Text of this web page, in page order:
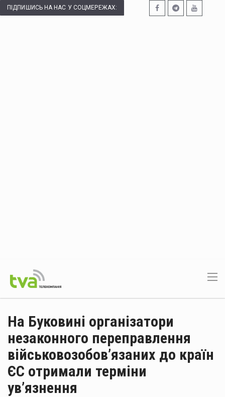
ПІДПИШИСЬ НА НАС У СОЦМЕРЕЖАХ:
На Буковині організатори
незаконного переправлення
військовозобов’язаних до країн
ЄС отримали терміни
ув’язнення